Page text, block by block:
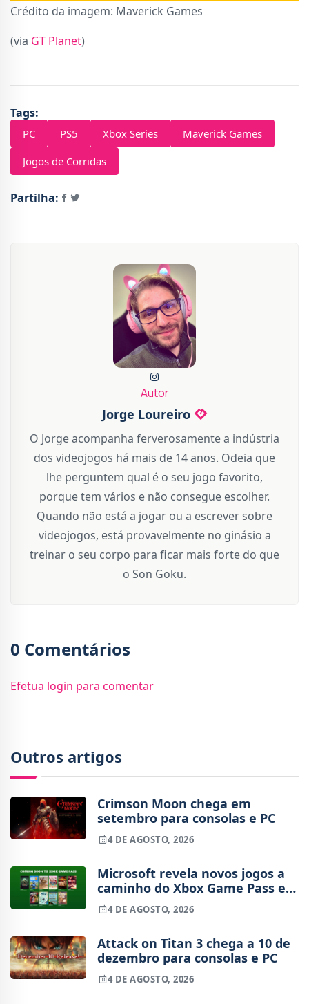
Crédito da imagem: Maverick Games
(via GT Planet)
Tags:
PC PS5 Xbox Series
Maverick Games
Jogos de Corridas
Partilha:
Autor
Jorge Loureiro
O Jorge acompanha ferverosamente a indústria
dos videojogos há mais de 14 anos. Odeia que
lhe perguntem qual é o seu jogo favorito,
porque tem vários e não consegue escolher.
Quando não está a jogar ou a escrever sobre
videojogos, está provavelmente no ginásio a
treinar o seu corpo para ficar mais forte do que
o Son Goku.
0 Comentários
Efetua login para comentar
Outros artigos
Crimson Moon chega em
setembro para consolas e PC
4 DE AGOSTO, 2026
Microsoft revela novos jogos a
caminho do Xbox Game Pass em
agosto
4 DE AGOSTO, 2026
Attack on Titan 3 chega a 10 de
dezembro para consolas e PC
4 DE AGOSTO, 2026